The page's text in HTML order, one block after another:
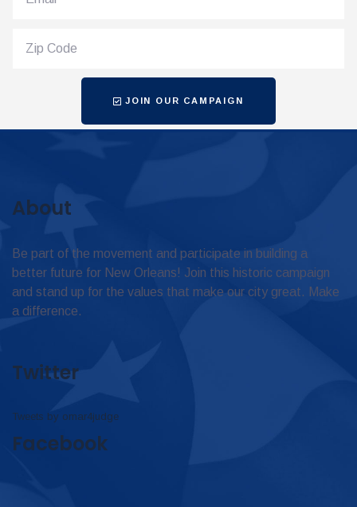
JOIN OUR CAMPAIGN
About
Be part of the movement and participate in building a
better future for New Orleans! Join this historic campaign
and stand up for the values that make our city great. Make
a difference.
Twitter
Tweets by omar4judge
Facebook